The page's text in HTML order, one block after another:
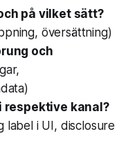
på vilket sätt?
översättning)
och
respektive kanal?
label i UI, disclosure